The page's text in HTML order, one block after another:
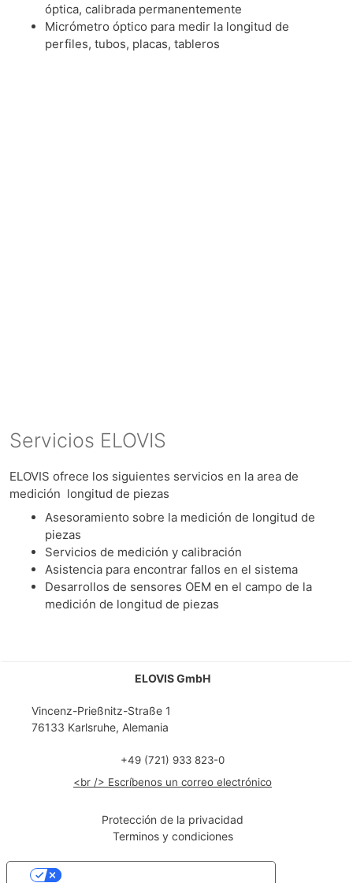
óptica, calibrada permanentemente
Micrómetro óptico para medir la longitud de
perfiles, tubos, placas, tableros
Servicios ELOVIS
ELOVIS ofrece los siguientes servicios en la area de
medición longitud de piezas
Asesoramiento sobre la medición de longitud de
piezas
Servicios de medición y calibración
Asistencia para encontrar fallos en el sistema
Desarrollos de sensores OEM en el campo de la
medición de longitud de piezas
ELOVIS GmbH
Vincenz-Prießnitz-Straße 1
76133 Karlsruhe, Alemania
+49 (721) 933 823-0
<br /> Escríbenos un correo electrónico
Protección de la privacidad
Terminos y condiciones
Ihre Datenschutzeinstellungen